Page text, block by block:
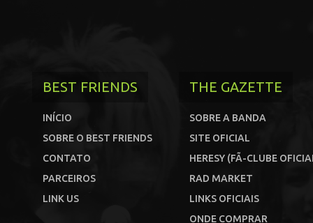
BEST FRIENDS
INÍCIO
SOBRE O BEST FRIENDS
CONTATO
PARCEIROS
LINK US
THE GAZETTE
SOBRE A BANDA
SITE OFICIAL
HERESY (FÃ-CLUBE
RAD MARKET
LINKS OFICIAIS
ONDE COMPRAR